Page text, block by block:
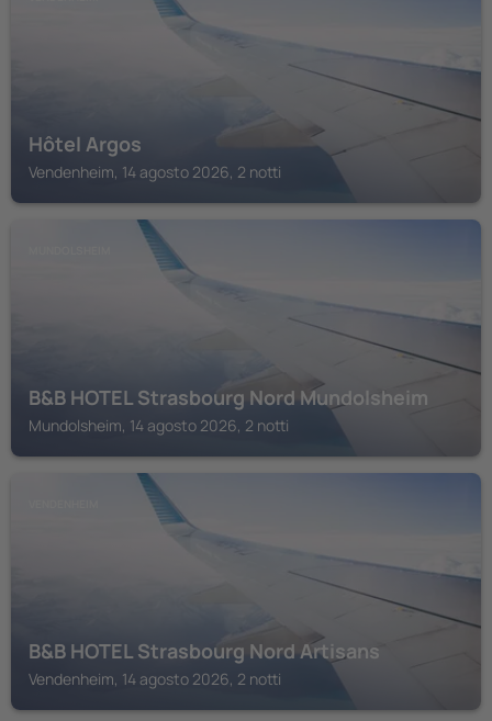
Hôtel Argos
Vendenheim, 14 agosto 2026, 2 notti
B&B HOTEL Strasbourg Nord Mundolsheim
Mundolsheim, 14 agosto 2026, 2 notti
B&B HOTEL Strasbourg Nord Artisans
Vendenheim, 14 agosto 2026, 2 notti